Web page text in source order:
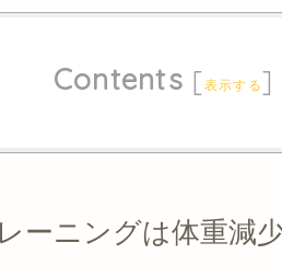
Contents [表示する]
ーニングは体重減